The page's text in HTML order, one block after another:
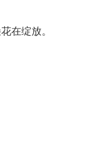
在绽放。